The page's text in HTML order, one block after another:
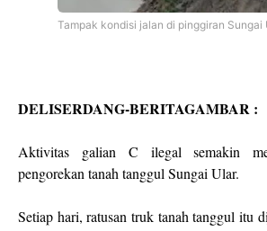
Tampak kondisi jalan di pinggiran Sungai
DELISERDANG-BERITAGAMBAR :
Aktivitas galian C ilegal semakin
pengorekan tanah tanggul Sungai Ular.
Setiap hari, ratusan truk tanah tanggul itu